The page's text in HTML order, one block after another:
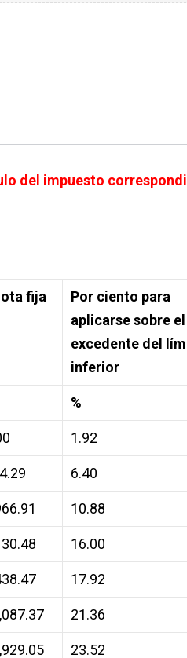
del impuesto
fija
Por ciento para
aplicarse sobre el
excedente del
inferior
%
1.92
6.40
10.88
16.00
17.92
21.36
23.52